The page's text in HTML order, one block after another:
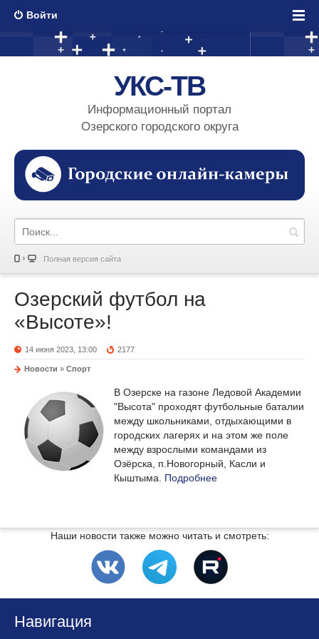
Войти
УКС-ТВ
Информационный портал
Озерского городского округа
Полная версия сайта
Озерский футбол на
«Высоте»!
14 июня 2023, 13:00 2177
Новости » Спорт
В Озерске на газоне Ледовой Академии
"Высота" проходят футбольные баталии
между школьниками, отдыхающими в
городских лагерях и на этом же поле
между взрослыми командами из
Озёрска, п.Новогорный, Касли и
Кыштыма. Подробнее
Наши новости также можно читать и смотреть:
Навигация